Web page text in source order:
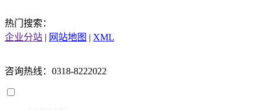
热门搜索：
企业分站 | 网站地图 | XML
咨询热线：0318-8222022